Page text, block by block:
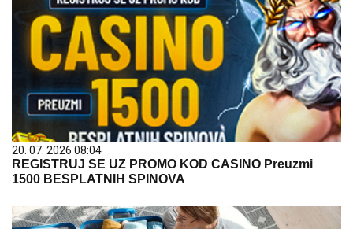
20. 07. 2026 08:04
REGISTRUJ SE UZ PROMO KOD CASINO Preuzmi
1500 BESPLATNIH SPINOVA